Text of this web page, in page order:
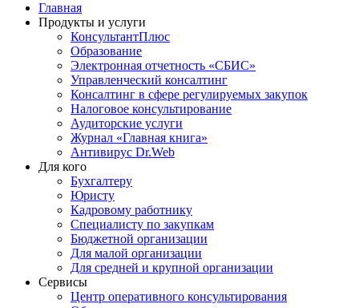
Главная
Продукты и услуги
КонсультантПлюс
Образование
Электронная отчетность «СБИС»
Управленческий консалтинг
Консалтинг в сфере регулируемых закупок
Налоговое консультирование
Аудиторские услуги
Журнал «Главная книга»
Антивирус Dr.Web
Для кого
Бухгалтеру
Юристу
Кадровому работнику
Специалисту по закупкам
Бюджетной организации
Для малой организации
Для средней и крупной организации
Сервисы
Центр оперативного консультирования